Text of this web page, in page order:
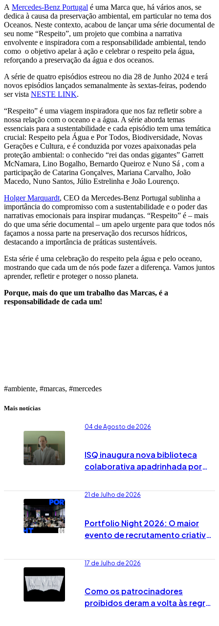
A Mercedes-Benz Portugal é uma Marca que, há vários anos, se
dedica à causa da preservação ambiental, em particular no tema dos
Oceanos. Neste contexto, acabou de lançar uma série documental de
seu nome “Respeito”, um projeto que combina a narrativa
envolvente e inspiradora com a responsabilidade ambiental, tendo
como o objetivo apelar à ação e celebrar o respeito pela água,
reforçando a preservação da água e dos oceanos.
A série de quatro episódios estreou no dia 28 de Junho 2024 e terá
novos episódios lançados semanalmente às sextas-feiras, podendo
ser vista NESTE LINK.
“Respeito” é uma viagem inspiradora que nos faz refletir sobre a
nossa relação com o oceano e a água. A série aborda temas
essenciais para a sustentabilidade e cada episódio tem uma temática
crucial: Respeito pela Água e Por Todos, Biodiversidade, Novas
Gerações e Cultura, e é conduzida por vozes apaixonadas pela
proteção ambiental: o conhecido “rei das ondas gigantes” Garrett
McNamara, Lino Bogalho, Bernardo Queiroz e Nuno Sá , com a
participação de Catarina Gonçalves, Mariana Carvalho, João
Macedo, Nuno Santos, Júlio Estrelinha e João Lourenço.
Holger Marquardt, CEO da Mercedes-Benz Portugal sublinha a
importância do compromisso com a sustentabilidade e o poder das
narrativas emocionais para inspirar mudanças. “Respeito” é – mais
do que uma série documental – um apelo urgente para que todos nós
façamos a nossa parte na preservação dos recursos hídricos,
destacando a importância de práticas sustentáveis.
Esta série é uma celebração do respeito pela água e pelo oceano,
mostrando que cada um de nós pode fazer a diferença. Vamos juntos
aprender, refletir e proteger o nosso planeta.
Porque, mais do que um trabalho das Marcas, é a
responsabilidade de cada um!
#ambiente, #marcas, #mercedes
Mais notícias
04 de Agosto de 2026
ISQ inaugura nova biblioteca
colaborativa apadrinhada por
21 de Julho de 2026
Portfolio Night 2026: O maior
evento de recrutamento criativo
17 de Julho de 2026
Como os patrocinadores
proibidos deram a volta às regras